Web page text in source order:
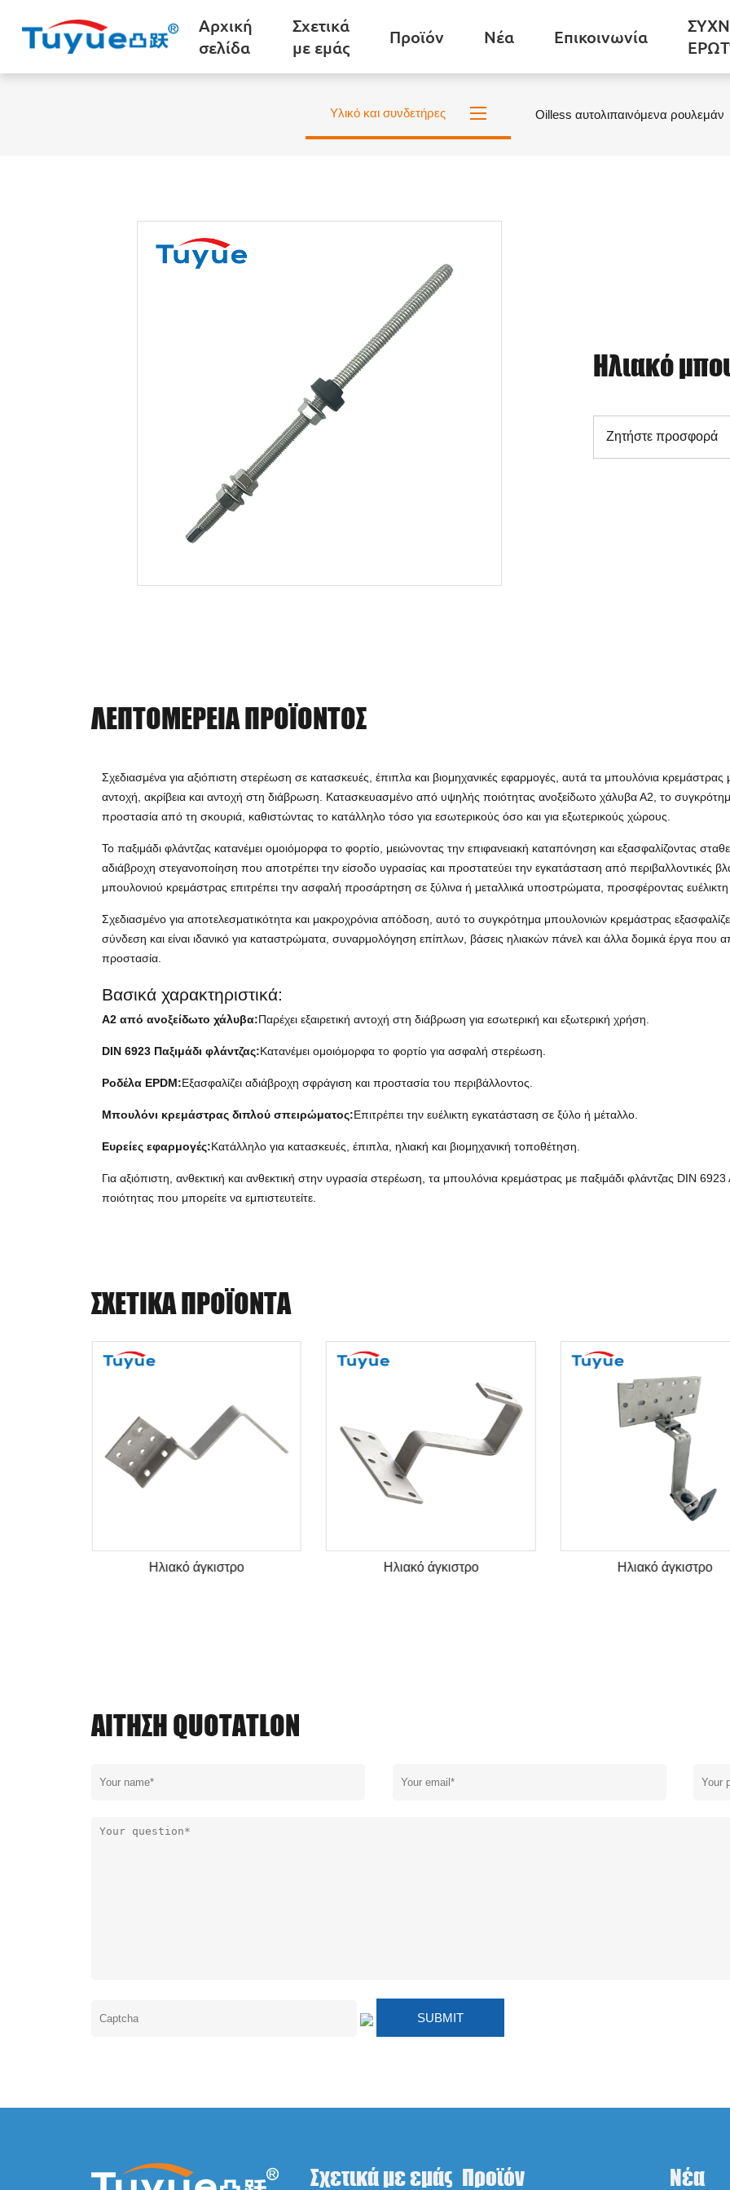
Αρχική
σελίδα
Σχετικά
με εμάς
Προϊόν Νέα Επικοινωνία
Υλικό και συνδετήρες Oilless αυτολιπαινόμενα ρουλεμάν
Ηλιακό
Ζητήστε προσφορά
ΛΕΠΤΟΜΈΡΕΙΑ ΠΡΟΪΌΝΤΟΣ
Σχεδιασμένα για αξιόπιστη στερέωση σε κατασκευές, έπιπλα και βιομηχανικές εφαρμογές, αυτά τα μπουλόνια
αντοχή, ακρίβεια και αντοχή στη διάβρωση. Κατασκευασμένο από υψηλής ποιότητας ανοξείδωτο χάλυβα Α2, το
προστασία από τη σκουριά, καθιστώντας το κατάλληλο τόσο για εσωτερικούς όσο και για εξωτερικούς χώρους.
Το παξιμάδι φλάντζας κατανέμει ομοιόμορφα το φορτίο, μειώνοντας την επιφανειακή καταπόνηση και εξασφαλίζοντας
αδιάβροχη στεγανοποίηση που αποτρέπει την είσοδο υγρασίας και προστατεύει την εγκατάσταση από περιβαλλοντικές
μπουλονιού κρεμάστρας επιτρέπει την ασφαλή προσάρτηση σε ξύλινα ή μεταλλικά υποστρώματα, προσφέροντας
Σχεδιασμένο για αποτελεσματικότητα και μακροχρόνια απόδοση, αυτό το συγκρότημα μπουλονιών κρεμάστρας
σύνδεση και είναι ιδανικό για καταστρώματα, συναρμολόγηση επίπλων, βάσεις ηλιακών πάνελ και άλλα δομικά έργα που
προστασία.
Βασικά χαρακτηριστικά:
Α2 από ανοξείδωτο χάλυβα:Παρέχει εξαιρετική αντοχή στη διάβρωση για εσωτερική και εξωτερική χρήση.
DIN 6923 Παξιμάδι φλάντζας:Κατανέμει ομοιόμορφα το φορτίο για ασφαλή στερέωση.
Ροδέλα EPDM:Εξασφαλίζει αδιάβροχη σφράγιση και προστασία του περιβάλλοντος.
Μπουλόνι κρεμάστρας διπλού σπειρώματος:Επιτρέπει την ευέλικτη εγκατάσταση σε ξύλο ή μέταλλο.
Ευρείες εφαρμογές:Κατάλληλο για κατασκευές, έπιπλα, ηλιακή και βιομηχανική τοποθέτηση.
Για αξιόπιστη, ανθεκτική και ανθεκτική στην υγρασία στερέωση, τα μπουλόνια κρεμάστρας με παξιμάδι φλάντζας DIN
ποιότητας που μπορείτε να εμπιστευτείτε.
ΣΧΕΤΙΚΆ ΠΡΟΪΌΝΤΑ
Ηλιακό άγκιστρο Ηλιακό άγκιστρο Ηλιακό άγκιστρο
ΑΊΤΗΣΗ QUOTATLON
Σχετικά με εμάς Προϊόν Νέα